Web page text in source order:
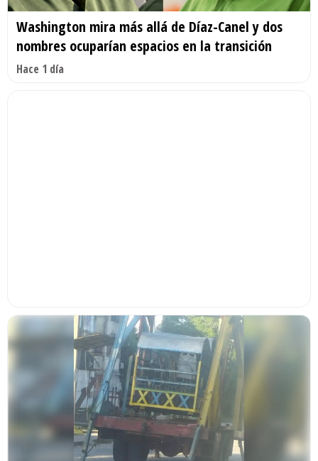
Washington mira más allá de Díaz-Canel y dos
nombres ocuparían espacios en la transición
Hace 1 día